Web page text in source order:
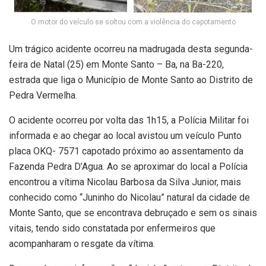
O motor do veículo se soltou com a violência do capotamento
Um trágico acidente ocorreu na madrugada desta segunda-
feira de Natal (25) em Monte Santo – Ba, na Ba-220,
estrada que liga o Município de Monte Santo ao Distrito de
Pedra Vermelha.
O acidente ocorreu por volta das 1h15, a Polícia Militar foi
informada e ao chegar ao local avistou um veículo Punto
placa OKQ- 7571 capotado próximo ao assentamento da
Fazenda Pedra D’Agua. Ao se aproximar do local a Polícia
encontrou a vítima Nicolau Barbosa da Silva Junior, mais
conhecido como “Juninho do Nicolau” natural da cidade de
Monte Santo, que se encontrava debruçado e sem os sinais
vitais, tendo sido constatada por enfermeiros que
acompanharam o resgate da vítima.